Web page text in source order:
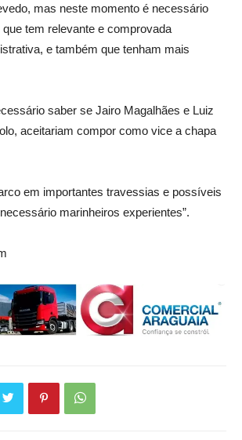
mas neste momento é necessário
tem relevante e comprovada
e também que tenham mais
saber se Jairo Magalhães e Luiz
aceitariam compor como vice a chapa
em importantes travessias e possíveis
marinheiros experientes”.